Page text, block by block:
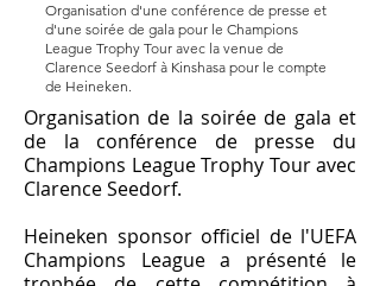
Organisation d'une conférence de presse et
d'une soirée de gala pour le Champions
League Trophy Tour avec la venue de
Clarence Seedorf à Kinshasa pour le compte
de Heineken.
Organisation de la soirée de gala et
de la conférence de presse du
Champions League Trophy Tour avec
Clarence Seedorf.
Heineken sponsor officiel de l'UEFA
Champions League a présenté le